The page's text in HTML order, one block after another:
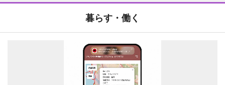
暮らす・働く